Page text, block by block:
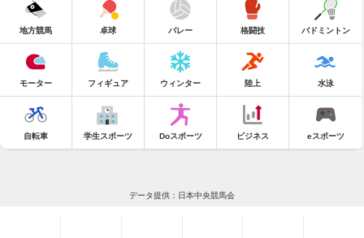
地方競馬 卓球 バレー 格闘技 バドミントン
モーター フィギュア ウィンター 陸上 水泳
自転車 学生スポーツ Doスポーツ ビジネス eスポーツ
データ提供：日本中央競馬会